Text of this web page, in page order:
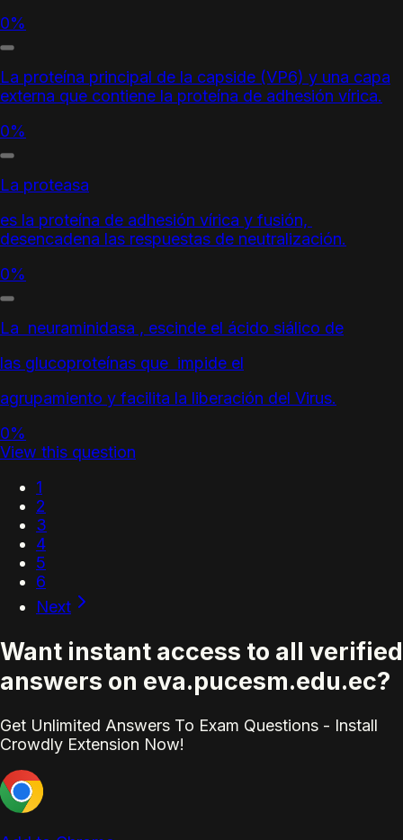
0%
La proteína principal de la capside (VP6) y una capa
externa que contiene la proteína de adhesión vírica.
0%
La proteasa
es la proteína de adhesión vírica y fusión,
desencadena las respuestas de neutralización.
0%
La neuraminidasa , escinde el ácido siálico de
las glucoproteínas que impide el
agrupamiento y facilita la liberación del Virus.
0%
View this question
1
2
3
4
5
6
Next
Want instant access to all verified
answers on eva.pucesm.edu.ec?
Get Unlimited Answers To Exam Questions - Install
Crowdly Extension Now!